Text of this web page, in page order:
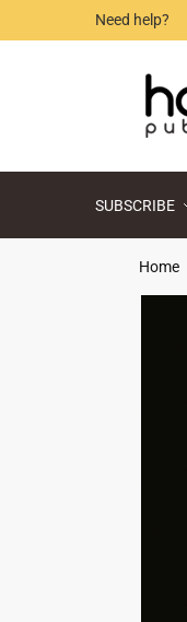
Need help?
SUBSCRIBE
Home